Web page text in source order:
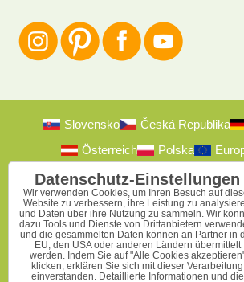
Slovensko Česká Republika
Österreich
Polska
2009-2026 © Bomba s.r.o.Alle Rechte
Datenschutz-Einstellungen
Wir verwenden Cookies, um Ihren Besuch auf
Website zu verbessern, ihre Leistung zu
und Daten über ihre Nutzung zu sammeln. Wir
dazu Tools und Dienste von Drittanbietern
und die gesammelten Daten können an Partner in
EU, den USA oder anderen Ländern übermittelt
werden. Indem Sie auf "Alle Cookies
klicken, erklären Sie sich mit dieser Verarbeitung
einverstanden. Detaillierte Informationen und die